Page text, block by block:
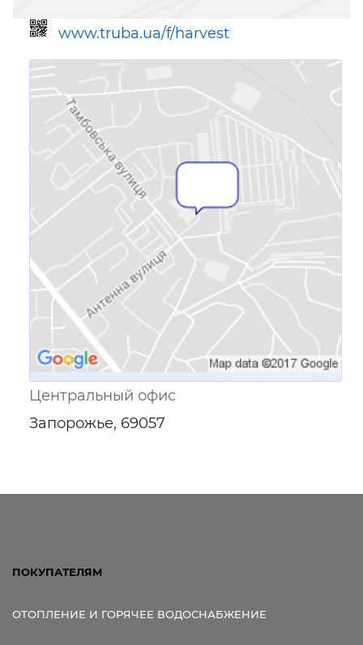
www.truba.ua/f/harvest
Ссылка для мобильных устройств
Центральный офис
Запорожье, 69057
ПОКУПАТЕЛЯМ
ОТОПЛЕНИЕ И ГОРЯЧЕЕ ВОДОСНАБЖЕНИЕ